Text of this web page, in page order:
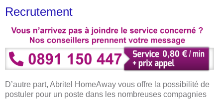
Recrutement
D’autre part, Abritel HomeAway vous offre la possibilité de
postuler pour un poste dans les nombreuses compagnies